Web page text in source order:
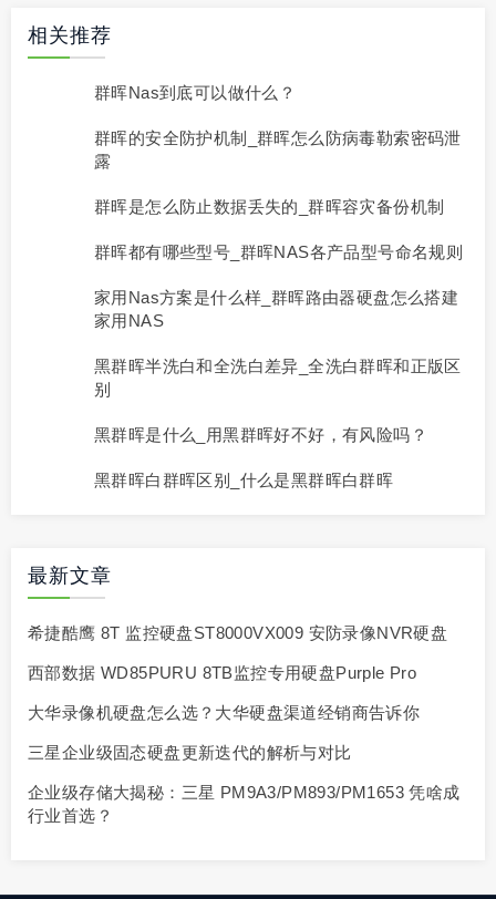
相关推荐
群晖nas到底可以做什么？
群晖的安全防护机制_群晖怎么防病毒勒索密码泄
露
群晖是怎么防止数据丢失的_群晖容灾备份机制
群晖都有哪些型号_群晖NAS各产品型号命名规则
家用nas方案是什么样_群晖路由器硬盘怎么搭建
家用NAS
黑群晖半洗白和全洗白差异_全洗白群晖和正版区
别
黑群晖是什么_用黑群晖好不好，有风险吗？
黑群晖白群晖区别_什么是黑群晖白群晖
最新文章
希捷酷鹰 8T 监控硬盘ST8000VX009 安防录像NVR硬盘
西部数据 WD85PURU 8TB监控专用硬盘Purple Pro
大华录像机硬盘怎么选？大华硬盘渠道经销商告诉你
三星企业级固态硬盘更新迭代的解析与对比
企业级存储大揭秘：三星 PM9A3/PM893/PM1653 凭啥成
行业首选？